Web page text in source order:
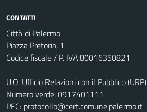
CONTATTI
Città di Palermo
Piazza Pretoria, 1
Codice fiscale / P. IVA:80016350821
U.O. Ufficio Relazioni con il Pubblico (URP)
Numero verde: 0917401111
PEC: protocollo@cert.comune.palermo.it